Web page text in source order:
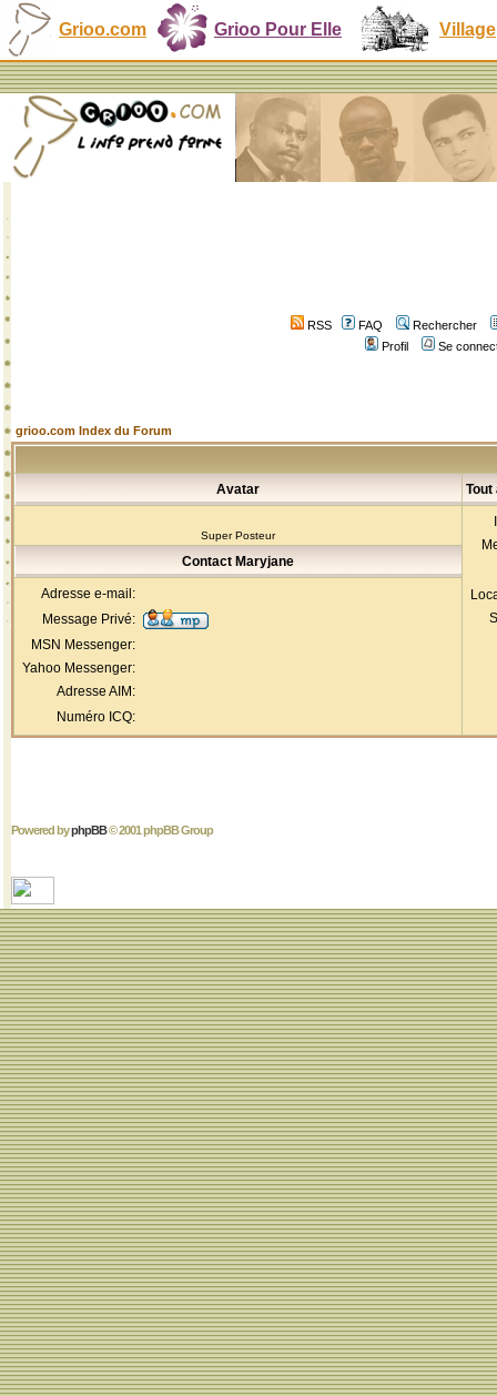
Grioo.com Grioo Pour Elle Village
RSS FAQ
Rechercher
Profil
Se
grioo.com Index du Forum
Avatar Tout
Super Posteur
Contact Maryjane
Adresse e-mail:
Message Privé:
MSN Messenger:
Yahoo Messenger:
Adresse AIM:
Numéro ICQ:
Powered byphpBB© 2001 phpBB Group